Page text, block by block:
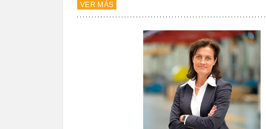
VER MÁS